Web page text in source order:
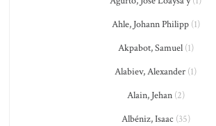
Ahle, Johann Philipp(1)
Akpabot, Samuel(1)
Alabiev, Alexander (1)
Alain, Jehan(2)
Albéniz, Isaac (35)